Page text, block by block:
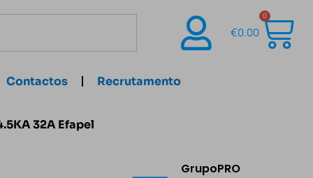
€0.00
0
Contactos Recrutamento
32A Efapel
GrupoPRO